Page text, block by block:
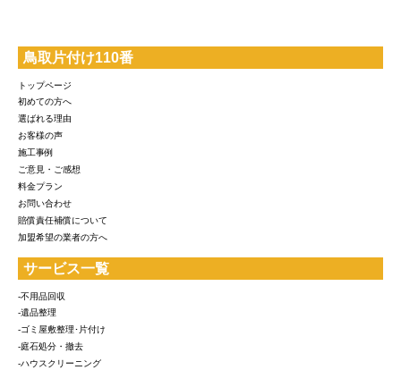
鳥取片付け110番
トップページ
初めての方へ
選ばれる理由
お客様の声
施工事例
ご意見・ご感想
料金プラン
お問い合わせ
賠償責任補償について
加盟希望の業者の方へ
サービス一覧
-不用品回収
-遺品整理
-ゴミ屋敷整理･片付け
-庭石処分・撤去
-ハウスクリーニング